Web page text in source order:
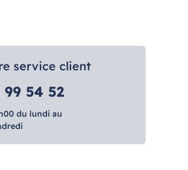
service client
99 54 52
du lundi au